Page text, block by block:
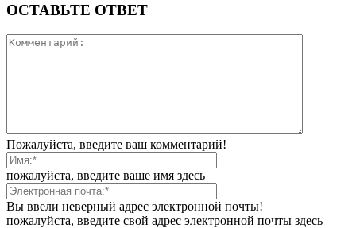
ОСТАВЬТЕ ОТВЕТ
Пожалуйста, введите ваш комментарий!
пожалуйста, введите ваше имя здесь
Вы ввели неверный адрес электронной почты!
пожалуйста, введите свой адрес электронной почты здесь